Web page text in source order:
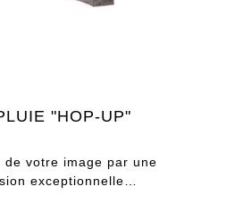
"HOP-UP"
de votre image par une
exceptionnelle…